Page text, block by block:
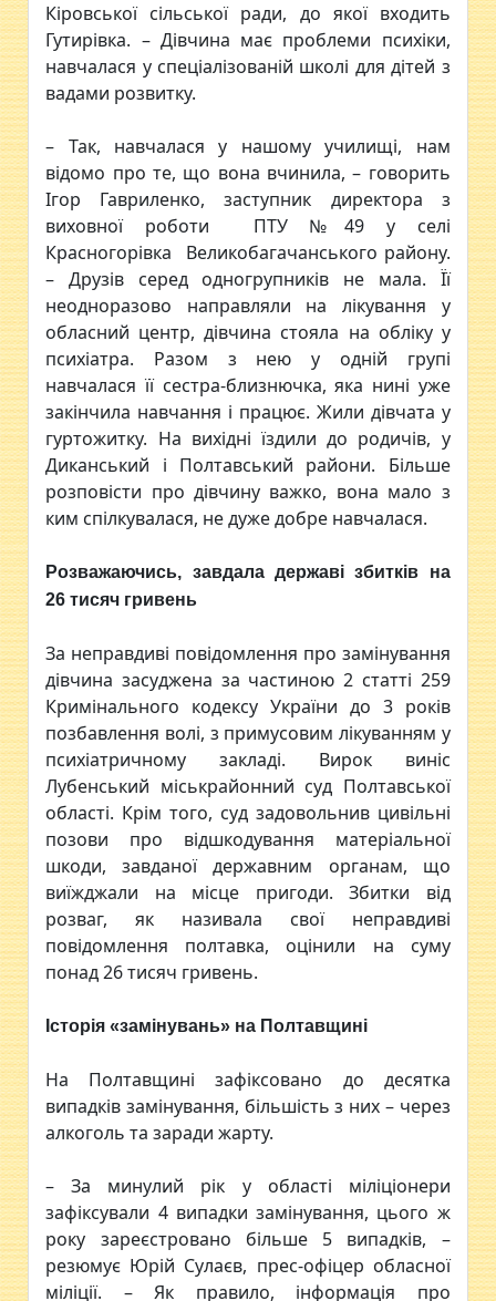
Кіровської сільської ради, до якої входить
Гутирівка. – Дівчина має проблеми психіки,
навчалася у спеціалізованій школі для дітей з
вадами розвитку.
– Так, навчалася у нашому училищі, нам
відомо про те, що вона вчинила, – говорить
Ігор Гавриленко, заступник директора з
виховної роботи ПТУ №49 у селі
Красногорівка Великобагачанського району.
– Друзів серед одногрупників не мала. Її
неодноразово направляли на лікування у
обласний центр, дівчина стояла на обліку у
психіатра. Разом з нею у одній групі
навчалася її сестра-близнючка, яка нині уже
закінчила навчання і працює. Жили дівчата у
гуртожитку. На вихідні їздили до родичів, у
Диканський і Полтавський райони. Більше
розповісти про дівчину важко, вона мало з
ким спілкувалася, не дуже добре навчалася.
Розважаючись, завдала державі збитків на
26 тисяч гривень
За неправдиві повідомлення про замінування
дівчина засуджена за частиною 2 статті 259
Кримінального кодексу України до 3 років
позбавлення волі, з примусовим лікуванням у
психіатричному закладі. Вирок виніс
Лубенський міськрайонний суд Полтавської
області. Крім того, суд задовольнив цивільні
позови про відшкодування матеріальної
шкоди, завданої державним органам, що
виїжджали на місце пригоди. Збитки від
розваг, як називала свої неправдиві
повідомлення полтавка, оцінили на суму
понад 26 тисяч гривень.
Історія «замінувань» на Полтавщині
На Полтавщині зафіксовано до десятка
випадків замінування, більшість з них – через
алкоголь та заради жарту.
– За минулий рік у області міліціонери
зафіксували 4 випадки замінування, цього ж
року зареєстровано більше 5 випадків, –
резюмує Юрій Сулаєв, прес-офіцер обласної
міліції. – Як правило, інформація про